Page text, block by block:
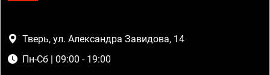
Тверь, ул. Александра Завидова, 14
Пн-Сб | 09:00 - 19:00